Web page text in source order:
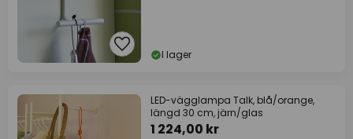
I lager
LED-vägglampa Talk, blå/orange,
längd 30 cm, järn/glas
1 224,00 kr